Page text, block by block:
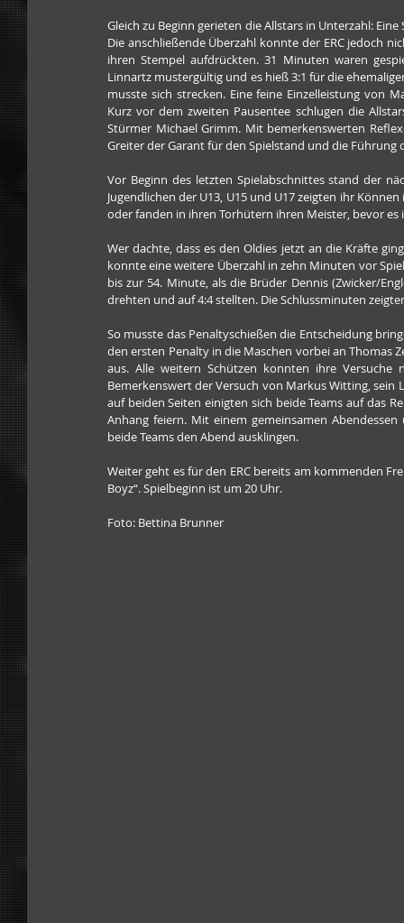
Gleich zu Beginn gerieten die Allstars in Unterzahl:
Die anschließende Überzahl konnte der ERC jedoch
ihren Stempel aufdrückten. 31 Minuten waren
Linnartz mustergültig und es hieß 3:1 für die
musste sich strecken. Eine feine Einzelleistung von
Kurz vor dem zweiten Pausentee schlugen die
Stürmer Michael Grimm. Mit bemerkenswerten
Greiter der Garant für den Spielstand und die Führung
Vor Beginn des letzten Spielabschnittes stand der
Jugendlichen der U13, U15 und U17 zeigten ihr
oder fanden in ihren Torhütern ihren Meister, bevor es
Wer dachte, dass es den Oldies jetzt an die Kräfte
konnte eine weitere Überzahl in zehn Minuten vor
bis zur 54. Minute, als die Brüder Dennis (Zwicker/
drehten und auf 4:4 stellten. Die Schlussminuten
So musste das Penaltyschießen die Entscheidung
den ersten Penalty in die Maschen vorbei an Thomas
aus. Alle weitern Schützen konnten ihre
Bemerkenswert der Versuch von Markus Witting,
auf beiden Seiten einigten sich beide Teams auf das
Anhang feiern. Mit einem gemeinsamen
beide Teams den Abend ausklingen.
Weiter geht es für den ERC bereits am kommenden
Boyz“. Spielbeginn ist um 20 Uhr.
Foto: Bettina Brunner